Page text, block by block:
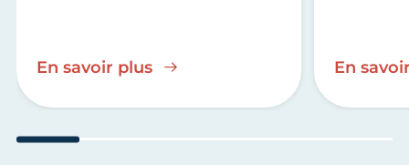
En savoir plus En